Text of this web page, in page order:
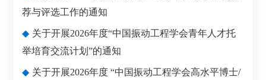
荐与评选工作的通知
◆ 关于开展2026年度“中国振动工程学会青年人才托
举培育交流计划”的通知
◆ 关于开展2026年度 “中国振动工程学会高水平博士/